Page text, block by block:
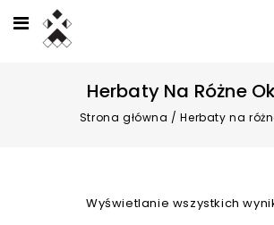
Herbaty Na Różne
Strona główna /Herbaty na
Wyświetlanie wszystkich